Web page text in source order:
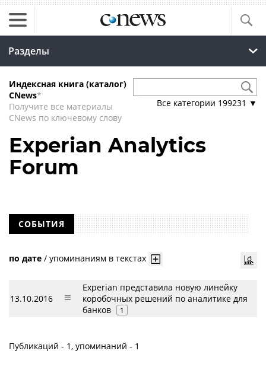
Разделы
Индексная книга (каталог)
CNews*
Получите все материалы
CNews по ключевому слову
Все категории 199231 ▼
Experian Analytics
Forum
СОБЫТИЯ
по дате / упоминаниям в текстах
13.10.2016
Experian представила новую линейку
коробочных решений по аналитике для
банков
1
Публикаций - 1, упоминаний - 1